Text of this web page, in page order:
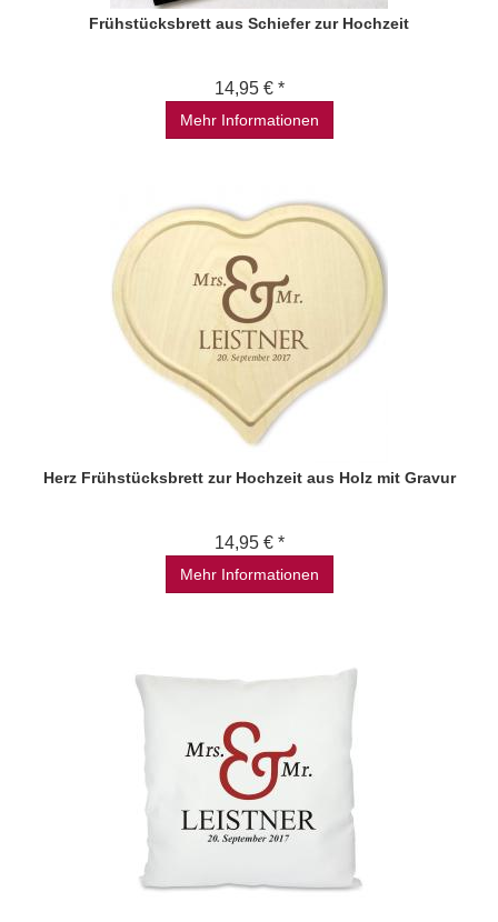
Frühstücksbrett aus Schiefer zur Hochzeit
14,95 € *
Mehr Informationen
Herz Frühstücksbrett zur Hochzeit aus Holz mit Gravur
14,95 € *
Mehr Informationen